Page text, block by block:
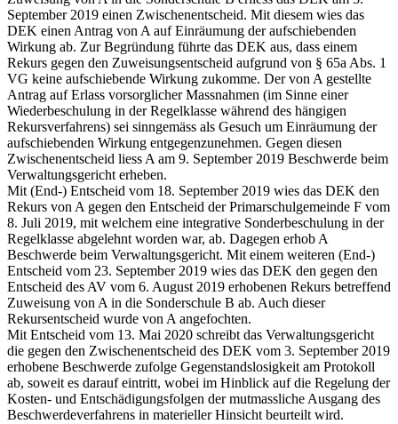
September 2019 einen Zwischenentscheid. Mit diesem wies das
DEK einen Antrag von A auf Einräumung der aufschiebenden
Wirkung ab. Zur Begründung führte das DEK aus, dass einem
Rekurs gegen den Zuweisungsentscheid aufgrund von § 65a Abs. 1
VG keine aufschiebende Wirkung zukomme. Der von A gestellte
Antrag auf Erlass vorsorglicher Massnahmen (im Sinne einer
Wiederbeschulung in der Regelklasse während des hängigen
Rekursverfahrens) sei sinngemäss als Gesuch um Einräumung der
aufschiebenden Wirkung entgegenzunehmen. Gegen diesen
Zwischenentscheid liess A am 9. September 2019 Beschwerde beim
Verwaltungsgericht erheben.
Mit (End-) Entscheid vom 18. September 2019 wies das DEK den
Rekurs von A gegen den Entscheid der Primarschulgemeinde F vom
8. Juli 2019, mit welchem eine integrative Sonderbeschulung in der
Regelklasse abgelehnt worden war, ab. Dagegen erhob A
Beschwerde beim Verwaltungsgericht. Mit einem weiteren (End-)
Entscheid vom 23. September 2019 wies das DEK den gegen den
Entscheid des AV vom 6. August 2019 erhobenen Rekurs betreffend
Zuweisung von A in die Sonderschule B ab. Auch dieser
Rekursentscheid wurde von A angefochten.
Mit Entscheid vom 13. Mai 2020 schreibt das Verwaltungsgericht
die gegen den Zwischenentscheid des DEK vom 3. September 2019
erhobene Beschwerde zufolge Gegenstandslosigkeit am Protokoll
ab, soweit es darauf eintritt, wobei im Hinblick auf die Regelung der
Kosten- und Entschädigungsfolgen der mutmassliche Ausgang des
Beschwerdeverfahrens in materieller Hinsicht beurteilt wird.